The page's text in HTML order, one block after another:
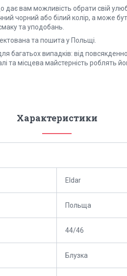
дає вам можливість обрати свій
чорний або білий колір, а може
та уподобань.
та пошита у Польщі.
багатьох випадків: від
та місцева майстерність роблять
Характеристики
Eldar
Польща
44/46
Блузка